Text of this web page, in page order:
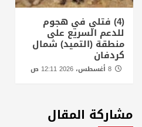
(4) فتلي في هجوم
للدعم السريع على
منطقة (التميد) شمال
كردفان
مشاركة المقال